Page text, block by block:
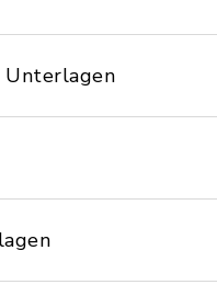
Unterlagen